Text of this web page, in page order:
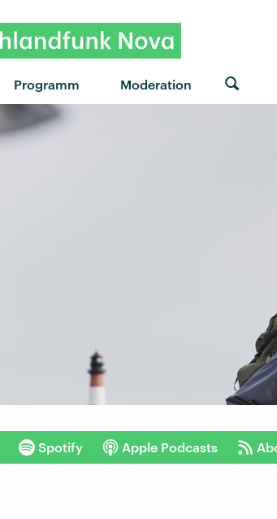
Programm Moderation
"Galvanize" von The Chemical
Spotify Apple Podcasts